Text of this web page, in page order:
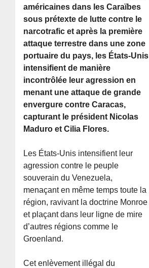
américaines dans les Caraïbes
sous prétexte de lutte contre le
narcotrafic et après la première
attaque terrestre dans une zone
portuaire du pays, les États-Unis
intensifient de manière
incontrôlée leur agression en
menant une attaque de grande
envergure contre Caracas,
capturant le président Nicolas
Maduro et Cilia Flores.
Les États-Unis intensifient leur
agression contre le peuple
souverain du Venezuela,
menaçant en même temps toute la
région, ravivant la doctrine Monroe
et plaçant dans leur ligne de mire
d’autres régions comme le
Groenland.
Cet enlèvement illégal du